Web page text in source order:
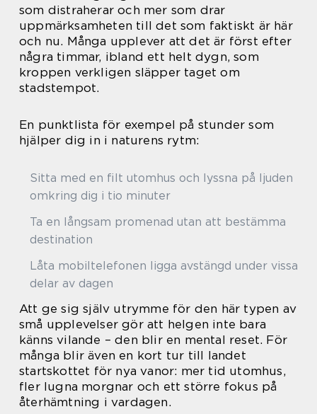
som distraherar och mer som drar
uppmärksamheten till det som faktiskt är här
och nu. Många upplever att det är först efter
några timmar, ibland ett helt dygn, som
kroppen verkligen släpper taget om
stadstempot.
En punktlista för exempel på stunder som
hjälper dig in i naturens rytm:
Sitta med en filt utomhus och lyssna på ljuden
omkring dig i tio minuter
Ta en långsam promenad utan att bestämma
destination
Låta mobiltelefonen ligga avstängd under vissa
delar av dagen
Att ge sig själv utrymme för den här typen av
små upplevelser gör att helgen inte bara
känns vilande – den blir en mental reset. För
många blir även en kort tur till landet
startskottet för nya vanor: mer tid utomhus,
fler lugna morgnar och ett större fokus på
återhämtning i vardagen.